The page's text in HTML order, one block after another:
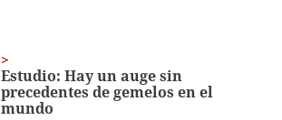
Estudio: Hay un auge sin
precedentes de gemelos en el
mundo